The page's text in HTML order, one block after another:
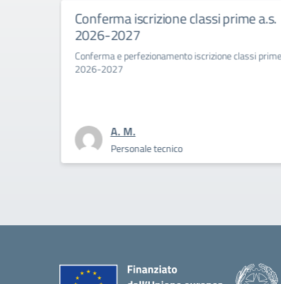
Conferma iscrizione classi prime a.s.
2026-2027
Conferma e perfezionamento iscrizione classi prime a.s.
2026-2027
A. M.
Personale tecnico